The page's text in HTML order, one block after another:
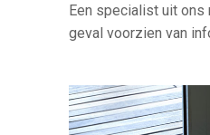
Een specialist uit ons
geval voorzien van